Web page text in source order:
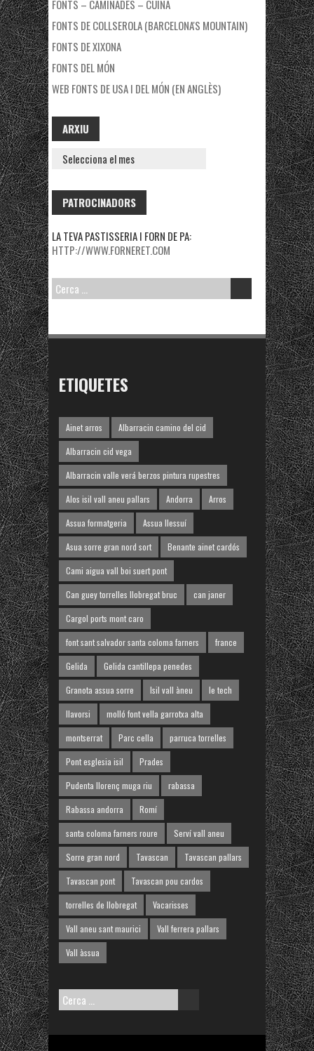
FONTS – CAMINADES – CUINA
FONTS DE COLLSEROLA (BARCELONA'S MOUNTAIN)
FONTS DE XIXONA
FONTS DEL MÓN
WEB FONTS DE USA I DEL MÓN (EN ANGLÈS)
ARXIU
ARXIU
PATROCINADORS
LA TEVA PASTISSERIA I FORN DE PA:
HTTP://WWW.FORNERET.COM
CERCA:
ETIQUETES
Ainet arros
Albarracin camino del cid
Albarracin cid vega
Albarracin valle verá berzos pintura rupestres
Alos isil vall aneu pallars
Andorra
Arros
Assua formatgeria
Assua llessuí
Asua sorre gran nord sort
Benante ainet cardós
Cami aigua vall boi suert pont
Can guey torrelles llobregat bruc
can janer
Cargol ports mont caro
font sant salvador santa coloma farners
france
Gelida
Gelida cantillepa penedes
Granota assua sorre
Isil vall àneu
le tech
llavorsi
molló font vella garrotxa alta
montserrat
Parc cella
parruca torrelles
Pont esglesia isil
Prades
Pudenta llorenç muga riu
rabassa
Rabassa andorra
Romí
santa coloma farners roure
Serví vall aneu
Sorre gran nord
Tavascan
Tavascan pallars
Tavascan pont
Tavascan pou cardos
torrelles de llobregat
Vacarisses
Vall aneu sant maurici
Vall ferrera pallars
Vall àssua
Cerca: